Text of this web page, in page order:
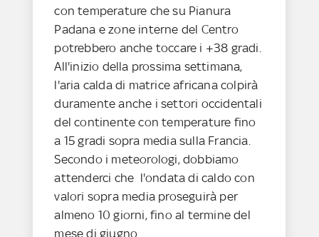
con temperature che su Pianura
Padana e zone interne del Centro
potrebbero anche toccare i +38 gradi.
All'inizio della prossima settimana,
l'aria calda di matrice africana colpirà
duramente anche i settori occidentali
del continente con temperature fino
a 15 gradi sopra media sulla Francia.
Secondo i meteorologi, dobbiamo
attenderci che l'ondata di caldo con
valori sopra media proseguirà per
almeno 10 giorni, fino al termine del
mese di giugno.